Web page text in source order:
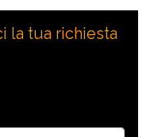
la tua richiesta